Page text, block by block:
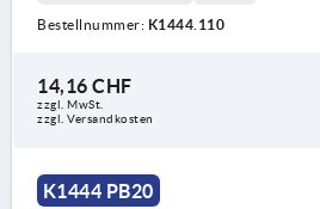
Bestellnummer: K1444.110
14,16 CHF
zzgl. MwSt.
zzgl. Versandkosten
K1444 PB20